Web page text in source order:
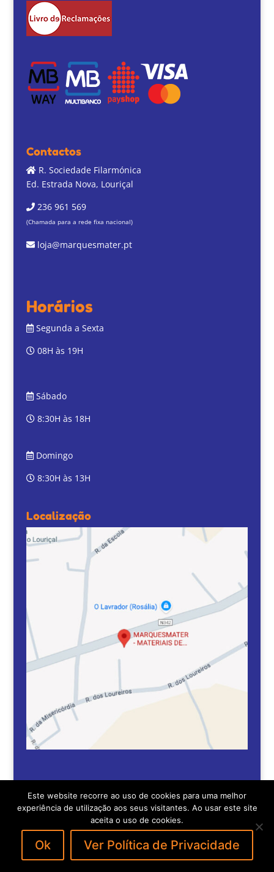
Contactos
R. Sociedade Filarmónica
Ed. Estrada Nova, Louriçal
236 961 569
(Chamada para a rede fixa nacional)
loja@marquesmater.pt
Horários
Segunda a Sexta
08H às 19H
Sábado
8:30H às 18H
Domingo
8:30H às 13H
Localização
2018 MarquesMater | desenvolvido por:
Este website recorre ao uso de cookies para uma melhor
experiência de utilização aos seus visitantes. Ao usar este site
aceita o uso de cookies.
Ok Ver Política de Privacidade